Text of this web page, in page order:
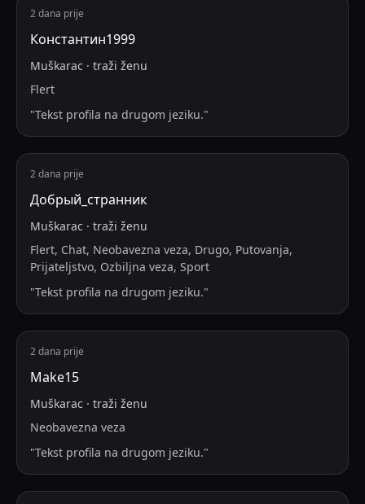
2 dana prije
Константин1999
Muškarac · traži ženu
Flert
"Tekst profila na drugom jeziku."
2 dana prije
Добрый_странник
Muškarac · traži ženu
Flert, Chat, Neobavezna veza, Drugo, Putovanja,
Prijateljstvo, Ozbiljna veza, Sport
"Tekst profila na drugom jeziku."
2 dana prije
Make15
Muškarac · traži ženu
Neobavezna veza
"Tekst profila na drugom jeziku."